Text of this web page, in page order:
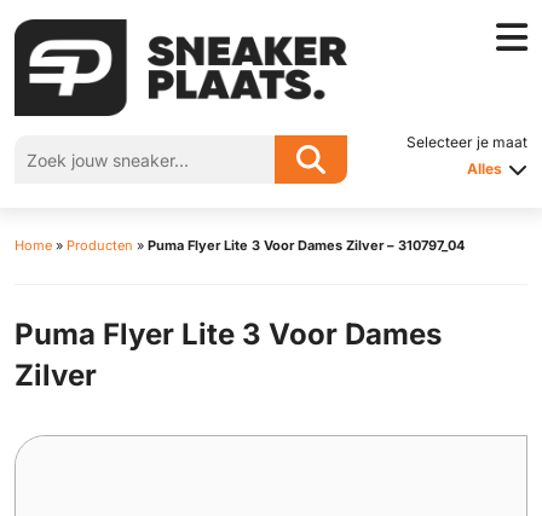
Selecteer je maat
Alles
Home » Producten » Puma Flyer Lite 3 Voor Dames Zilver – 310797_04
Puma Flyer Lite 3 Voor Dames
Zilver